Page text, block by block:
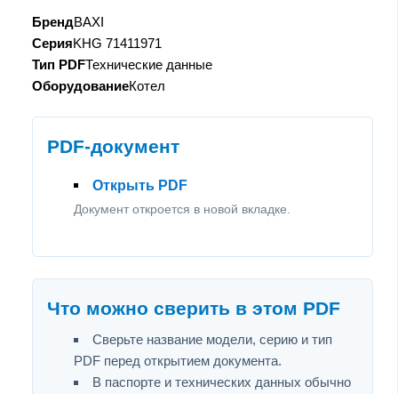
БрендBAXI
СерияKHG 71411971
Тип PDFТехнические данные
ОборудованиеКотел
PDF-документ
Открыть PDF
Документ откроется в новой вкладке.
Что можно сверить в этом PDF
Сверьте название модели, серию и тип
PDF перед открытием документа.
В паспорте и технических данных обычно